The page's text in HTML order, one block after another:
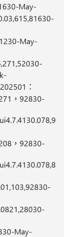
May-
May-
：
，92830-
，92830-
May-